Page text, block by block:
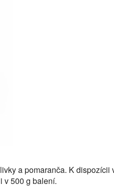
a pomaranča. K
v 500 g balení.